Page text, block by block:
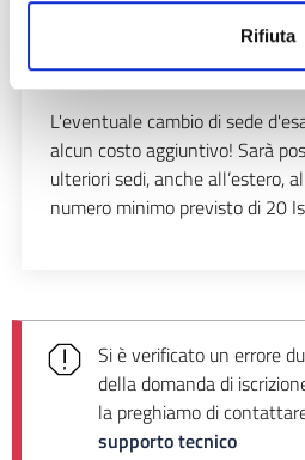
Rifiuta
Sessione di Settembre/
Sessione di Novembre/
L'eventuale cambio di sede
alcun costo aggiuntivo! Sarà
ulteriori sedi, anche all’estero,
numero minimo previsto di 20
Si è verificato un errore
della domanda di
la preghiamo di
supporto tecnico